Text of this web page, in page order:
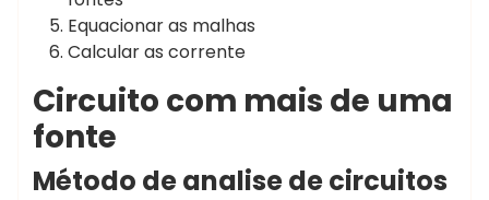
Equacionar as malhas
Calcular as corrente
Circuito com mais de uma
fonte
Método de analise de circuitos